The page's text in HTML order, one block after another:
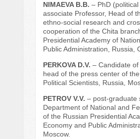
NIMAEVA B.B. – PhD
associate Professor, Head of
ethno-social research and
cooperation of the Chita
Presidential Academy of
Public Administration, Russia,
PERKOVA D.V. – Candidate
head of the press center of
Political Scientists, Russia,
PETROV V.V. – post-graduate
Department of National and
of the Russian Presidential
Economy and Public
Moscow.